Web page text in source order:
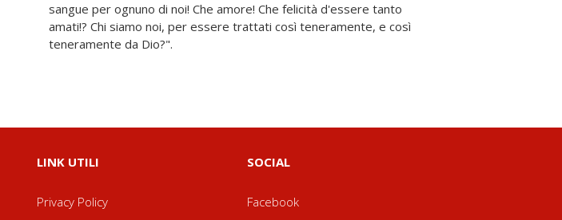
teneramente da Dio?".
LINK UTILI
Privacy Policy
SOCIAL
Facebook